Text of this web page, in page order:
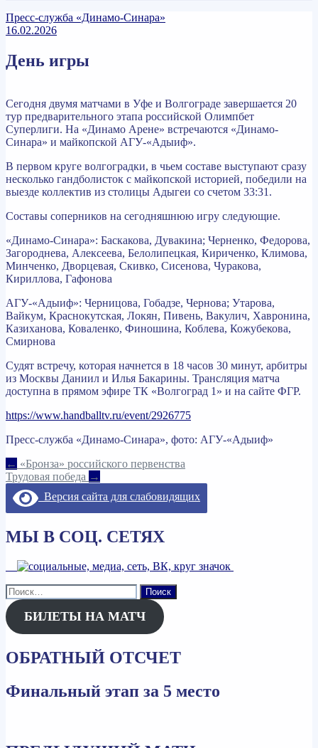
Пресс-служба «Динамо-Синара»
16.02.2026
День игры
Сегодня двумя матчами в Уфе и Волгограде завершается 20
тур предварительного этапа российской Олимпбет
Суперлиги. На «Динамо Арене» встречаются «Динамо-
Синара» и майкопской АГУ-«Адыиф».
В первом круге волгоградки, в чьем составе выступают сразу
несколько гандболисток с майкопской историей, победили на
выезде коллектив из столицы Адыгеи со счетом 33:31.
Составы соперников на сегодняшнюю игру следующие.
«Динамо-Синара»: Баскакова, Дувакина; Черненко, Федорова,
Загороднева, Алексеева, Белолипецкая, Кириченко, Климова,
Минченко, Дворцевая, Скивко, Сисенова, Чуракова,
Кириллова, Гафонова
АГУ-«Адыиф»: Черницова, Гобадзе, Чернова; Утарова,
Вайкум, Краснокутская, Локян, Пивень, Вакулич, Хавронина,
Казиханова, Коваленко, Финошина, Коблева, Кожубекова,
Смирнова
Судят встречу, которая начнется в 18 часов 30 минут, арбитры
из Москвы Даниил и Илья Бакарины. Трансляция матча
доступна в прямом эфире ТК «Волгоград 1» и на сайте ФГР.
https://www.handballtv.ru/event/2926775
Пресс-служба «Динамо-Синара», фото: АГУ-«Адыиф»
Навигация
по
записям
← «Бронза» российского первенства
Трудовая победа →
Версия сайта для слабовидящих
МЫ В СОЦ. СЕТЯХ
Найти:
БИЛЕТЫ НА МАТЧ
ОБРАТНЫЙ ОТСЧЕТ
Финальный этап за 5 место